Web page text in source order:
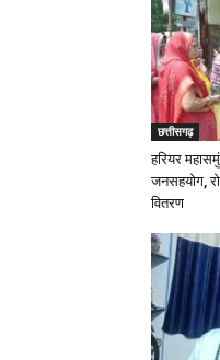
छत्तीसगढ़
हरियर
जनसहयोग,
वितरण